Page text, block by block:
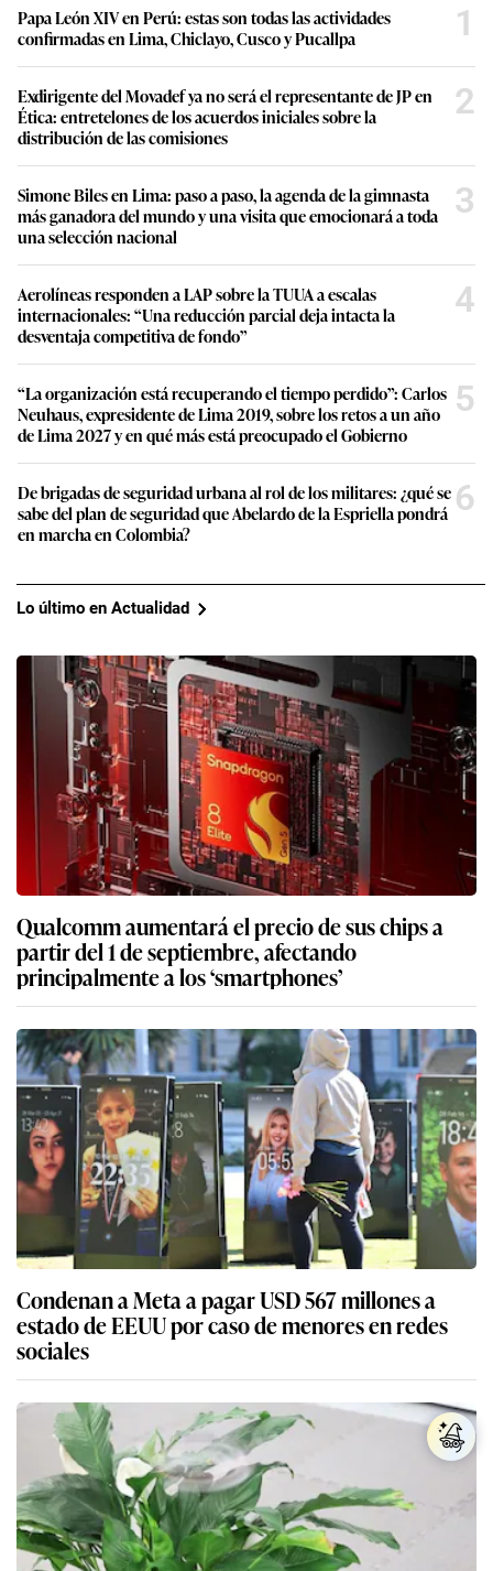
Papa León XIV en Perú: estas son todas las actividades
confirmadas en Lima, Chiclayo, Cusco y Pucallpa
1
Exdirigente del Movadef ya no será el representante de JP en
Ética: entretelones de los acuerdos iniciales sobre la
distribución de las comisiones
2
Simone Biles en Lima: paso a paso, la agenda de la gimnasta
más ganadora del mundo y una visita que emocionará a toda
una selección nacional
3
Aerolíneas responden a LAP sobre la TUUA a escalas
internacionales: “Una reducción parcial deja intacta la
desventaja competitiva de fondo”
4
“La organización está recuperando el tiempo perdido”: Carlos
Neuhaus, expresidente de Lima 2019, sobre los retos a un año
de Lima 2027 y en qué más está preocupado el Gobierno
5
De brigadas de seguridad urbana al rol de los militares: ¿qué se
sabe del plan de seguridad que Abelardo de la Espriella pondrá
en marcha en Colombia?
6
Lo último en Actualidad
Qualcomm aumentará el precio de sus chips a
partir del 1 de septiembre, afectando
principalmente a los ‘smartphones’
Condenan a Meta a pagar USD 567 millones a
estado de EEUU por caso de menores en redes
sociales